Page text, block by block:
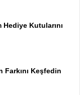
Kutularını
Keşfedin